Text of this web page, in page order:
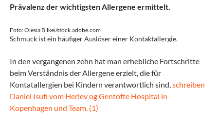
Prävalenz der wichtigsten Allergene ermittelt.
Foto: Olesia Bilkei/stock.adobe.com
Schmuck ist ein häufiger Auslöser einer Kontaktallergie.
In den vergangenen zehn hat man erhebliche Fortschritte
beim Verständnis der Allergene erzielt, die für
Kontatallergien bei Kindern verantwortlich sind,schreiben
Daniel Isufi vom Herlev og Gentofte Hospital in
Kopenhagen und Team. (1)